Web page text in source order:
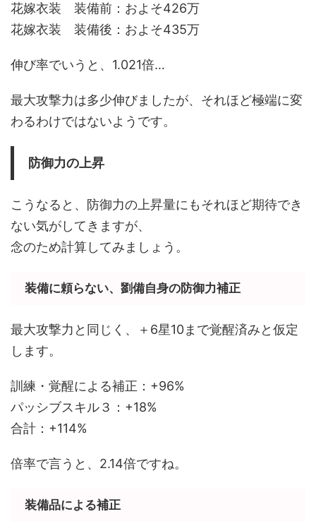
花嫁衣装 装備前：およそ426万
花嫁衣装 装備後：およそ435万
伸び率でいうと、1.021倍…
最大攻撃力は多少伸びましたが、それほど極端に変
わるわけではないようです。
防御力の上昇
こうなると、防御力の上昇量にもそれほど期待でき
ない気がしてきますが、
念のため計算してみましょう。
装備に頼らない、劉備自身の防御力補正
最大攻撃力と同じく、＋6星10まで覚醒済みと仮定
します。
訓練・覚醒による補正：+96%
パッシブスキル３：+18%
合計：+114%
倍率で言うと、2.14倍ですね。
装備品による補正